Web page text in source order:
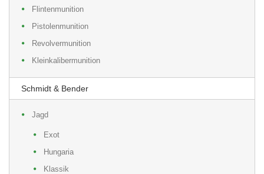
Flintenmunition
Pistolenmunition
Revolvermunition
Kleinkalibermunition
Schmidt & Bender
Jagd
Exot
Hungaria
Klassik